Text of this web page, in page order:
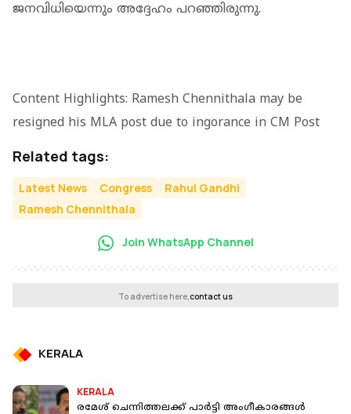
ജനവിധിയെന്നും അദ്ദേഹം പറഞ്ഞിരുന്നു.
Content Highlights: Ramesh Chennithala may be
resigned his MLA post due to ingorance in CM Post
Related tags:
Latest News Congress
Rahul Gandhi
Ramesh Chennithala
Join WhatsApp Channel
To advertise here,contact us
KERALA
KERALA
രമേശ് ചെന്നിത്തലക്ക് പാർട്ടി അംഗീകാരങ്ങൾ